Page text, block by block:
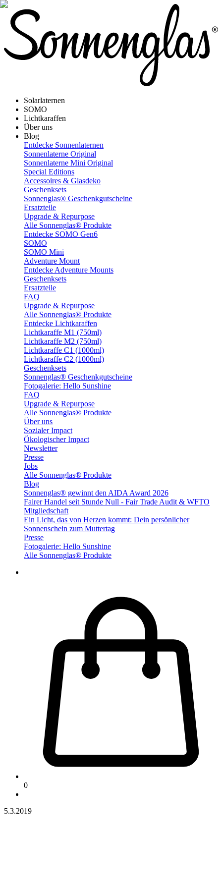
Solarlaternen
SOMO
Lichtkaraffen
Über uns
Blog
Entdecke Sonnenlaternen
Sonnenlaterne Original
Sonnenlaterne Mini Original
Special Editions
Accessoires & Glasdeko
Geschenksets
Sonnenglas® Geschenkgutscheine
Ersatzteile
Upgrade & Repurpose
Alle Sonnenglas® Produkte
Entdecke SOMO Gen6
SOMO
SOMO Mini
Adventure Mount
Entdecke Adventure Mounts
Geschenksets
Ersatzteile
FAQ
Upgrade & Repurpose
Alle Sonnenglas® Produkte
Entdecke Lichtkaraffen
Lichtkaraffe M1 (750ml)
Lichtkaraffe M2 (750ml)
Lichtkaraffe C1 (1000ml)
Lichtkaraffe C2 (1000ml)
Geschenksets
Sonnenglas® Geschenkgutscheine
Fotogalerie: Hello Sunshine
FAQ
Upgrade & Repurpose
Alle Sonnenglas® Produkte
Über uns
Sozialer Impact
Ökologischer Impact
Newsletter
Presse
Jobs
Alle Sonnenglas® Produkte
Blog
Sonnenglas® gewinnt den AIDA Award 2026
Fairer Handel seit Stunde Null - Fair Trade Audit & WFTO
Mitgliedschaft
Ein Licht, das von Herzen kommt: Dein persönlicher
Sonnenschein zum Muttertag
Presse
Fotogalerie: Hello Sunshine
Alle Sonnenglas® Produkte
0
5.3.2019